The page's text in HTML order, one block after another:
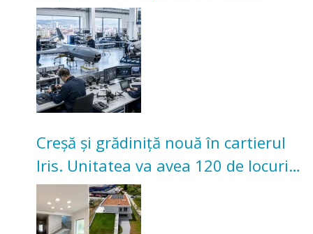
înceapă în toamna acestui an
Creșă și grădiniță nouă în cartierul
Iris. Unitatea va avea 120 de locuri
pentru copii